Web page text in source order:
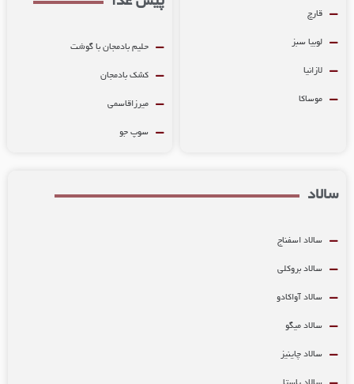
قارچ
لوبیا سبز
لازانیا
موساکا
حلیم بادمجان با گوشت
کشک بادمجان
میرزاقاسمی
سوپ جو
سالاد اسفناج
سالاد بروکلی
سالاد آواکادو
سالاد میگو
سالاد چاینیز